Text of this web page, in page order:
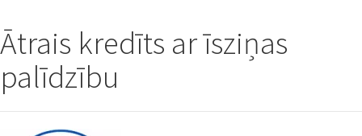
Ātrais kredīts ar īsziņas
palīdzību